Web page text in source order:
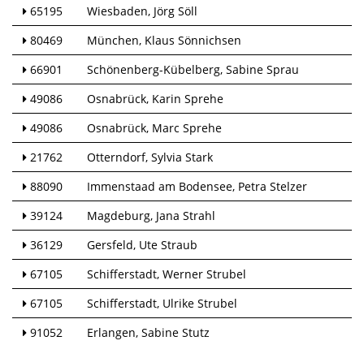
65195
Wiesbaden Jörg Söll
80469
München Klaus Sönnichsen
66901
Schönenberg-Kübelberg Sabine Sprau
49086
Osnabrück Karin Sprehe
49086
Osnabrück Marc Sprehe
21762
Otterndorf Sylvia Stark
88090
Immenstaad am Bodensee Petra Stelzer
39124
Magdeburg Jana Strahl
36129
Gersfeld Ute Straub
67105
Schifferstadt Werner Strubel
67105
Schifferstadt Ulrike Strubel
91052
Erlangen Sabine Stutz